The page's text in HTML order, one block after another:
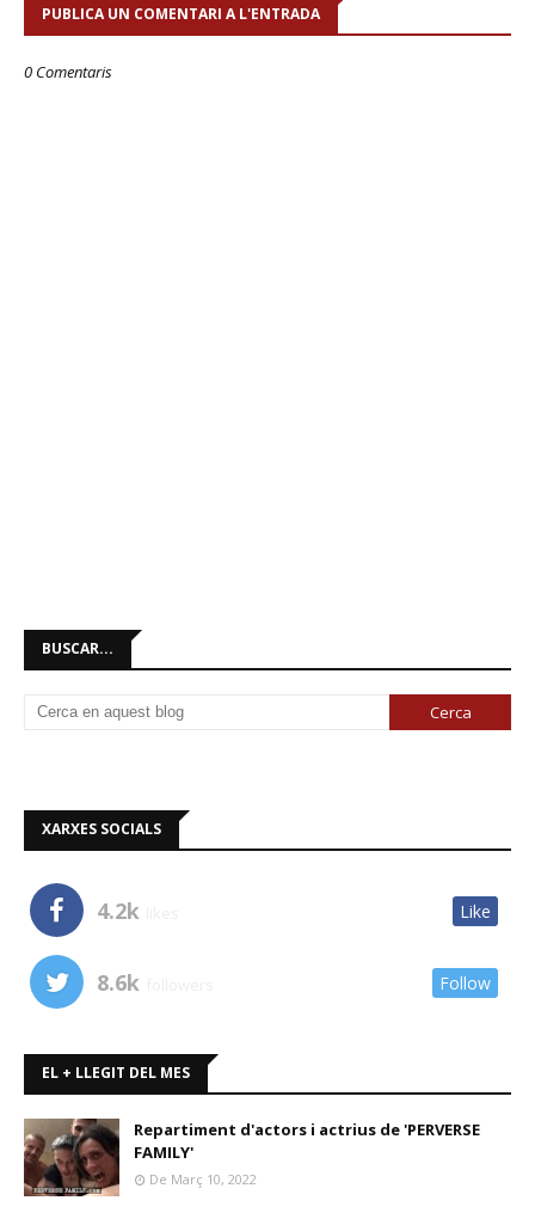
PUBLICA UN COMENTARI A L'ENTRADA
0 Comentaris
BUSCAR...
XARXES SOCIALS
4.2k Like
8.6k Follow
EL + LLEGIT DEL MES
Repartiment d'actors i actrius de 'PERVERSE
FAMILY'
De Març 10, 2022